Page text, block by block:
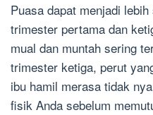
Puasa dapat menjadi
trimester pertama dan
mual dan muntah sering
trimester ketiga, perut
ibu hamil merasa tidak
fisik Anda sebelum